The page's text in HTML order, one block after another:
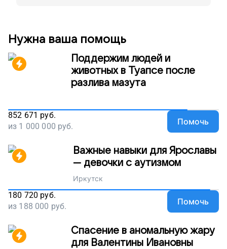
Нужна ваша помощь
Поддержим людей и
животных в Туапсе после
разлива мазута
852 671 руб.
из 1 000 000 руб. Помочь
Важные навыки для Ярославы
— девочки с аутизмом
Иркутск
180 720 руб.
из 188 000 руб. Помочь
Спасение в аномальную жару
для Валентины Ивановны